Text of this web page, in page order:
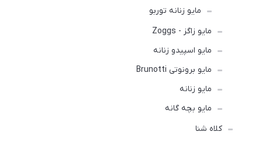
مایو زنانه توربو
مایو زاگز - Zoggs
مایو اسپیدو زنانه
مایو برونوتی Brunotti
مایو زنانه
مایو بچه گانه
کلاه شنا